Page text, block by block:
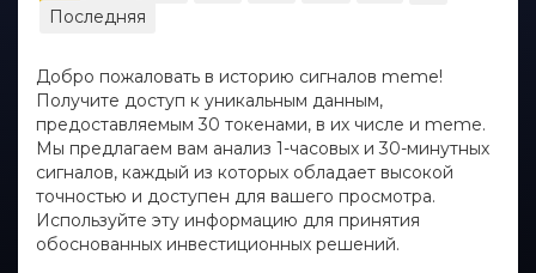
Последняя
Добро пожаловать в историю сигналов meme!
Получите доступ к уникальным данным,
предоставляемым 30 токенами, в их числе и meme.
Мы предлагаем вам анализ 1-часовых и 30-минутных
сигналов, каждый из которых обладает высокой
точностью и доступен для вашего просмотра.
Используйте эту информацию для принятия
обоснованных инвестиционных решений.